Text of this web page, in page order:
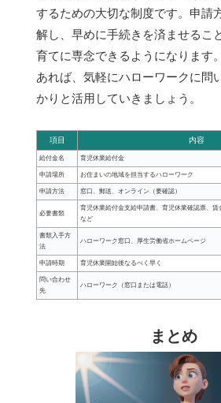
するための大切な制度です。申請
解し、早めに手続きを済ませるこ
育てに専念できるようになります
あれば、気軽にハローワークに問
かりと活用していきましょう。
項目 内容
給付金名 育児休業給付金
申請場所 お住まいの地域を担当するハローワーク
申請方法 窓口、郵送、オンライン（要確認）
必要書類
育児休業給付金支給申請書、育児休業確認票、
など
書類入手方
法
ハローワーク窓口、厚生労働省ホームページ
申請時期 育児休業開始後なるべく早く
問い合わせ
先
ハローワーク（窓口または電話）
まとめ